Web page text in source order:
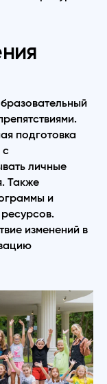
подготовка
с
личные
Также
и
изменений в